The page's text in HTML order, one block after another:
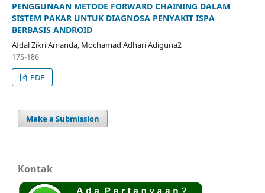
PENGGUNAAN METODE FORWARD CHAINING DALAM
SISTEM PAKAR UNTUK DIAGNOSA PENYAKIT ISPA
BERBASIS ANDROID
Afdal Zikri Amanda, Mochamad Adhari Adiguna2
175-186
PDF
Make a Submission
Kontak